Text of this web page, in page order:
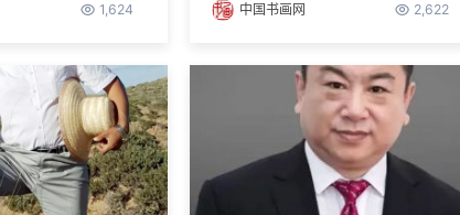
1,624 中国书画网 2,622